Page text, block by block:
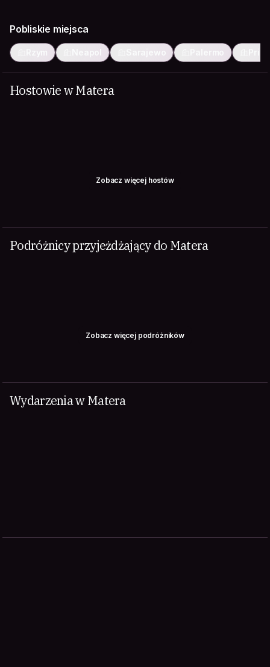
Pobliskie miejsca
Rzym Neapol Sarajewo Palermo
Hostowie w Matera
Zobacz więcej hostów
Podróżnicy przyjeżdżający do Matera
Zobacz więcej podróżników
Wydarzenia w Matera